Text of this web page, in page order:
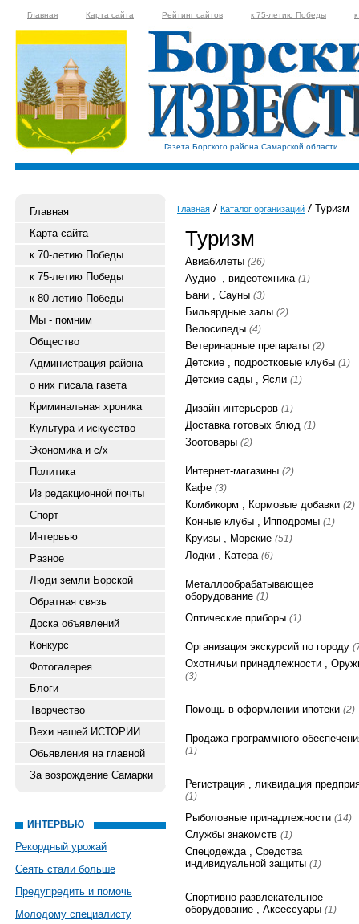
Главная Карта сайта Рейтинг сайтов к 75-летию Победы
Газета Борского района Самарской области
Главная
Карта сайта
к 70-летию Победы
к 75-летию Победы
к 80-летию Победы
Мы - помним
Общество
Администрация района
о них писала газета
Криминальная хроника
Культура и искусство
Экономика и с/х
Политика
Из редакционной почты
Спорт
Интервью
Разное
Люди земли Борской
Обратная связь
Доска объявлений
Конкурс
Фотогалерея
Блоги
Творчество
Вехи нашей ИСТОРИИ
Обьявления на главной
За возрождение Самарки
ИНТЕРВЬЮ
Рекордный урожай
Сеять стали больше
Предупредить и помочь
Молодому специалисту
Главная Каталог организаций Туризм
Туризм
Авиабилеты (26)
Аудио- , видеотехника (1)
Бани , Сауны (3)
Бильярдные залы (2)
Велосипеды (4)
Ветеринарные препараты (2)
Детские , подростковые клубы (1)
Детские сады , Ясли (1)
Дизайн интерьеров (1)
Доставка готовых блюд (1)
Зоотовары (2)
Интернет-магазины (2)
Кафе (3)
Комбикорм , Кормовые добавки (2)
Конные клубы , Ипподромы (1)
Круизы , Морские (51)
Лодки , Катера (6)
Металлообрабатывающее
оборудование (1)
Оптические приборы (1)
Организация экскурсий по городу
Охотничьи принадлежности ,
(3)
Помощь в оформлении ипотеки (2)
Продажа программного
(1)
Регистрация , ликвидация
(1)
Рыболовные принадлежности (14)
Службы знакомств (1)
Спецодежда , Средства
индивидуальной защиты (1)
Спортивно-развлекательное
оборудование , Аксессуары (1)